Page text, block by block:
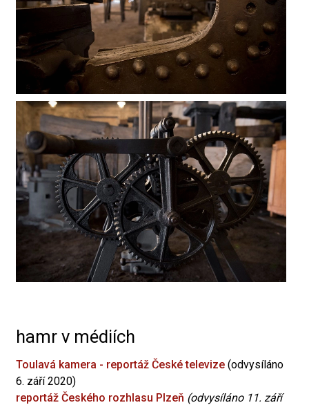
hamr v médiích
Toulavá kamera - reportáž České televize (odvysíláno
6. září 2020)
reportáž Českého rozhlasu Plzeň (odvysíláno 11. září